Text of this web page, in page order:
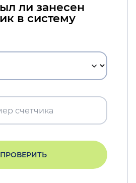
ли занесен
в систему
ПРОВЕРИТЬ